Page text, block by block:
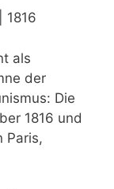
| 1816
als
der
Die
1816 und
Paris,